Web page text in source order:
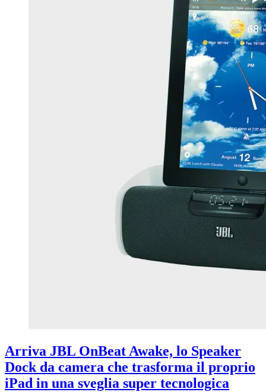
Arriva JBL OnBeat Awake, lo Speaker
Dock da camera che trasforma il proprio
iPad in una sveglia super tecnologica